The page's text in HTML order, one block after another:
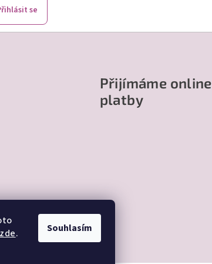
zde. Souhlasím
s
u
se
Přijímáme online
platby